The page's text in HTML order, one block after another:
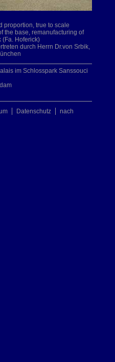
proportion, true to scale
the base, remanufacturing of
(Fa. Hoferick)
durch Herrn Dr.von Srbik,
im Schlosspark Sanssouci
Datenschutz
nach